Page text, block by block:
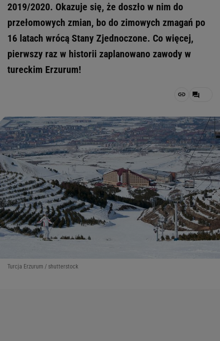
2019/2020. Okazuje się, że doszło w nim do
przełomowych zmian, bo do zimowych zmagań po
16 latach wrócą Stany Zjednoczone. Co więcej,
pierwszy raz w historii zaplanowano zawody w
tureckim Erzurum!
Turcja Erzurum / shutterstock